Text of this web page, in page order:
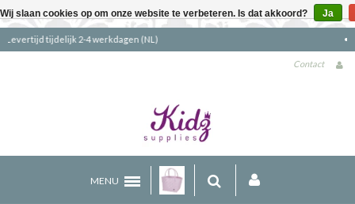
Gratis verzending boven €90 (NL)
Contact
MENU
Wij slaan cookies op om onze website te verbeteren. Is dat akkoord? Ja